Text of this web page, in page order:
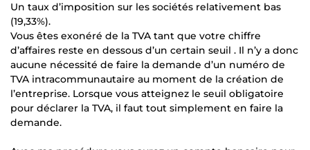
Un taux d’imposition sur les sociétés relativement bas
(19,33%).
Vous êtes exonéré de la TVA tant que votre chiffre
d’affaires reste en dessous d’un certain seuil . Il n’y a donc
aucune nécessité de faire la demande d’un numéro de
TVA intracommunautaire au moment de la création de
l’entreprise. Lorsque vous atteignez le seuil obligatoire
pour déclarer la TVA, il faut tout simplement en faire la
demande.